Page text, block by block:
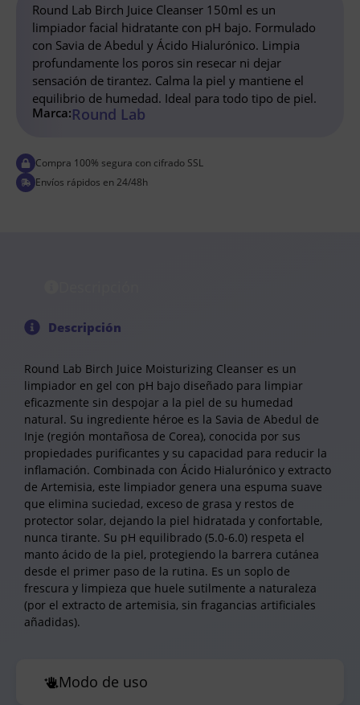
Round Lab Birch Juice Cleanser 150ml es un
limpiador facial hidratante con pH bajo. Formulado
con Savia de Abedul y Ácido Hialurónico. Limpia
profundamente los poros sin resecar ni dejar
sensación de tirantez. Calma la piel y mantiene el
equilibrio de humedad. Ideal para todo tipo de piel.
Marca:Round Lab
Compra 100% segura con cifrado SSL
Envíos rápidos en 24/48h
Modo de uso
Descripción
Round Lab Birch Juice Moisturizing Cleanser es un
limpiador en gel con pH bajo diseñado para limpiar
eficazmente sin despojar a la piel de su humedad
natural. Su ingrediente héroe es la Savia de Abedul de
Inje (región montañosa de Corea), conocida por sus
propiedades purificantes y su capacidad para reducir la
inflamación. Combinada con Ácido Hialurónico y extracto
de Artemisia, este limpiador genera una espuma suave
que elimina suciedad, exceso de grasa y restos de
protector solar, dejando la piel hidratada y confortable,
nunca tirante. Su pH equilibrado (5.0-6.0) respeta el
manto ácido de la piel, protegiendo la barrera cutánea
desde el primer paso de la rutina. Es un soplo de
frescura y limpieza que huele sutilmente a naturaleza
(por el extracto de artemisia, sin fragancias artificiales
añadidas).